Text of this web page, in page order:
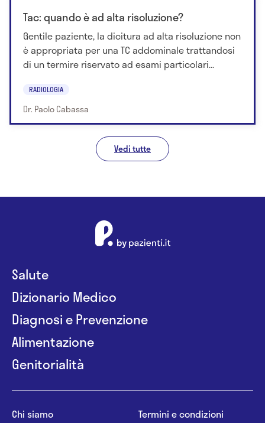
Tac: quando è ad alta risoluzione?
Gentile paziente, la dicitura ad alta risoluzione non
è appropriata per una TC addominale trattandosi
di un termire riservato ad esami particolari...
RADIOLOGIA
Dr. Paolo Cabassa
Vedi tutte
Salute
Dizionario Medico
Diagnosi e Prevenzione
Alimentazione
Genitorialità
Chi siamo
Termini e condizioni